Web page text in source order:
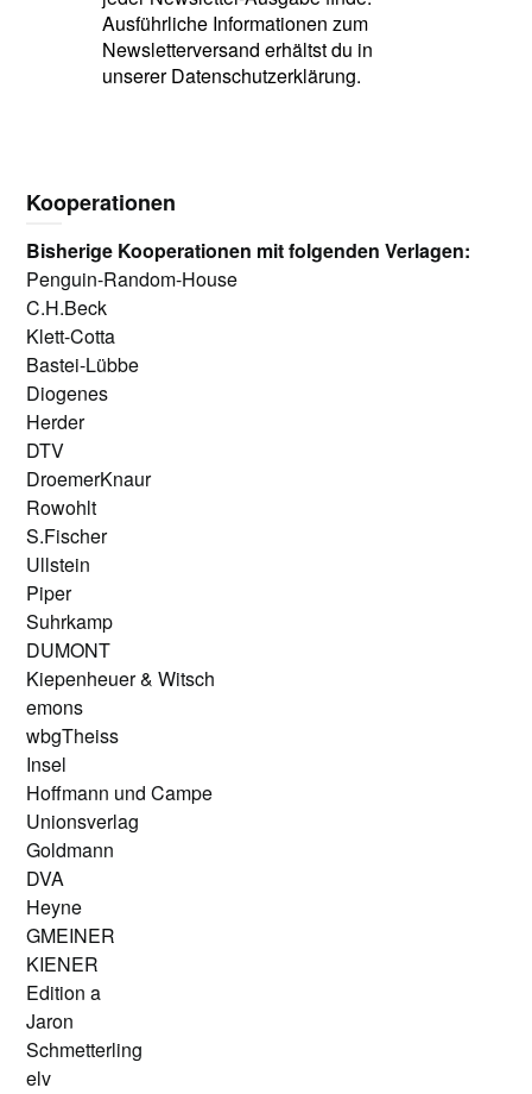
Ausführliche Informationen zum
Newsletterversand erhältst du in
unserer Datenschutzerklärung.
Kooperationen
Bisherige Kooperationen mit folgenden Verlagen:
Penguin-Random-House
C.H.Beck
Klett-Cotta
Bastei-Lübbe
Diogenes
Herder
DTV
DroemerKnaur
Rowohlt
S.Fischer
Ullstein
Piper
Suhrkamp
DUMONT
Kiepenheuer & Witsch
emons
wbgTheiss
Insel
Hoffmann und Campe
Unionsverlag
Goldmann
DVA
Heyne
GMEINER
KIENER
Edition a
Jaron
Schmetterling
elv